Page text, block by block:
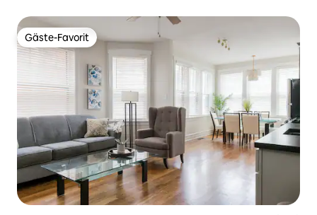
Gäste-Favorit
Gäste-Favorit